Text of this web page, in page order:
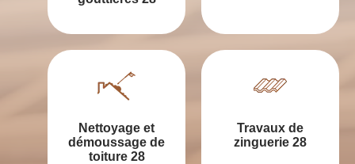
Nettoyage et
démoussage de
toiture 28
Travaux de
zinguerie 28